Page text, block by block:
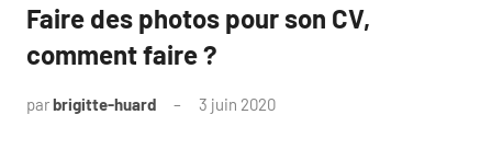
Faire des photos pour son CV,
comment faire ?
parbrigitte-huard 3 juin 2020